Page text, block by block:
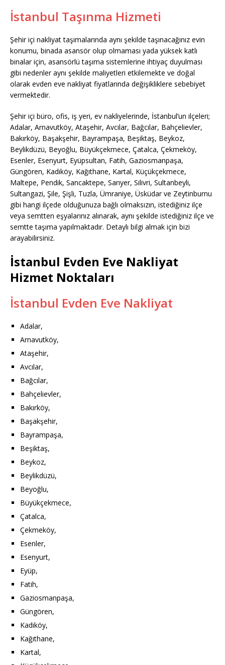
İstanbul Taşınma Hizmeti
Şehir içi nakliyat taşımalarında aynı şekilde taşınacağınız evin
konumu, binada asansör olup olmaması yada yüksek katlı
binalar için, asansörlü taşıma sistemlerine ihtiyaç duyulması
gibi nedenler aynı şekilde maliyetleri etkilemekte ve doğal
olarak evden eve nakliyat fiyatlarında değişikliklere sebebiyet
vermektedir.
Şehir içi büro, ofis, iş yeri, ev nakliyelerinde, İstanbul’un ilçeleri;
Adalar, Arnavutköy, Ataşehir, Avcılar, Bağcılar, Bahçelievler,
Bakırköy, Başakşehir, Bayrampaşa, Beşiktaş, Beykoz,
Beylikdüzü, Beyoğlu, Büyükçekmece, Çatalca, Çekmeköy,
Esenler, Esenyurt, Eyüpsultan, Fatih, Gaziosmanpaşa,
Güngören, Kadıköy, Kağıthane, Kartal, Küçükçekmece,
Maltepe, Pendik, Sancaktepe, Sarıyer, Silivri, Sultanbeyli,
Sultangazi, Şile, Şişli, Tuzla, Ümraniye, Üsküdar ve Zeytinburnu
gibi hangi ilçede olduğunuza bağlı olmaksızın, istediğiniz ilçe
veya semtten eşyalarınız alınarak, aynı şekilde istediğiniz ilçe ve
semtte taşıma yapılmaktadır. Detaylı bilgi almak için bizi
arayabilirsiniz.
İstanbul Evden Eve Nakliyat
Hizmet Noktaları
İstanbul Evden Eve Nakliyat
Adalar,
Arnavutköy,
Ataşehir,
Avcılar,
Bağcılar,
Bahçelievler,
Bakırköy,
Başakşehir,
Bayrampaşa,
Beşiktaş,
Beykoz,
Beylikdüzü,
Beyoğlu,
Büyükçekmece,
Çatalca,
Çekmeköy,
Esenler,
Esenyurt,
Eyüp,
Fatih,
Gaziosmanpaşa,
Güngören,
Kadıköy,
Kağıthane,
Kartal,